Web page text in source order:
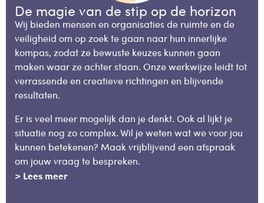
De magie van de stip op de horizon
Wij bieden mensen en organisaties de ruimte en de
veiligheid om op zoek te gaan naar hun innerlijke
kompas, zodat ze bewuste keuzes kunnen gaan
maken waar ze achter staan. Onze werkwijze leidt tot
verrassende en creatieve richtingen en blijvende
resultaten.
Er is veel meer mogelijk dan je denkt. Ook al lijkt je
situatie nog zo complex. Wil je weten wat we voor jou
kunnen betekenen? Maak vrijblijvend een afspraak
om jouw vraag te bespreken.
> Lees meer